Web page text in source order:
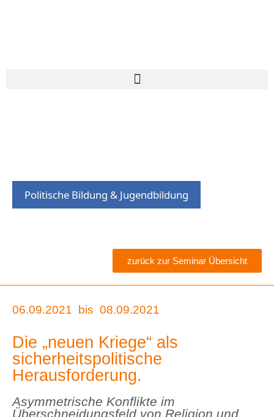
Politische Bildung & Jugendbildung
zurück zur Seminar Übersicht
06.09.2021 bis 08.09.2021
Die „neuen Kriege“ als
sicherheitspolitische
Herausforderung.
Asymmetrische Konflikte im
Überschneidungsfeld von Religion und